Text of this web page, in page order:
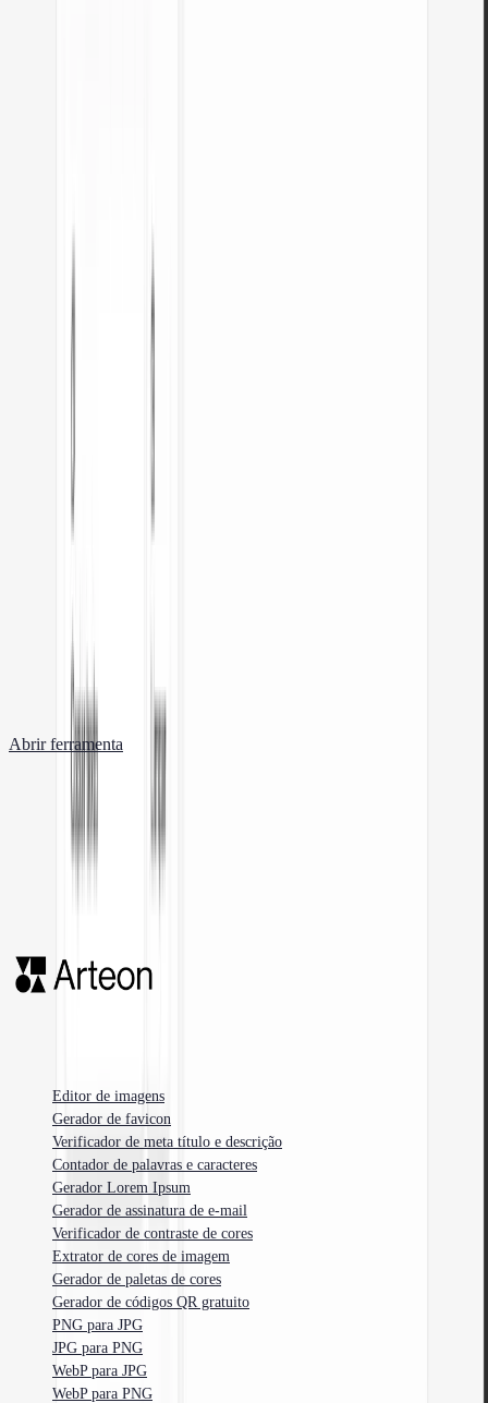
Crie um código QR para site, cartão vCard ou impressão. Exporte PNG e
Contador de palavras e caracteres
com a pontuação Flesch-Kincaid.
Abrir ferramenta
Editor de imagens
Gerador de favicon
Verificador de meta título e descrição
Contador de palavras e caracteres
Gerador Lorem Ipsum
Gerador de assinatura de e-mail
Verificador de contraste de cores
Extrator de cores de imagem
Gerador de paletas de cores
Gerador de códigos QR gratuito
PNG para JPG
JPG para PNG
WebP para JPG
WebP para PNG